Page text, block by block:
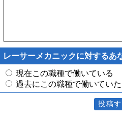
レーサーメカニックに対するあ
現在この職種で働いている
過去にこの職種で働いていた